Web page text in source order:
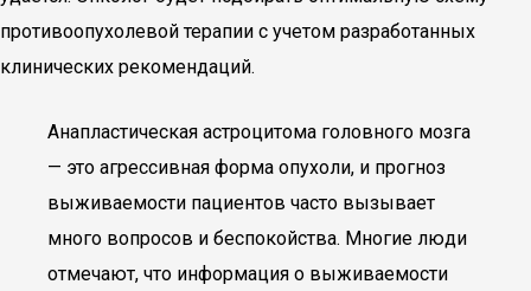
противоопухолевой терапии с учетом разработанных
клинических рекомендаций.
Анапластическая астроцитома головного мозга
— это агрессивная форма опухоли, и прогноз
выживаемости пациентов часто вызывает
много вопросов и беспокойства. Многие люди
отмечают, что информация о выживаемости